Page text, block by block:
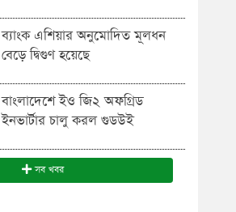
ব্যাংক এশিয়ার অনুমোদিত মূলধন
বেড়ে দ্বিগুণ হয়েছে
বাংলাদেশে ইও জি২ অফগ্রিড
ইনভার্টার চালু করল গুডউই
সব খবর